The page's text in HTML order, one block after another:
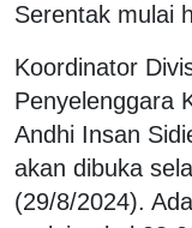
Serentak mulai
Koordinator
Penyelenggara
Andhi Insan
akan dibuka
(29/8/2024).